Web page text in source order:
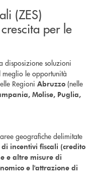
(ZES)
per le
disposizione soluzioni
le opportunità
Regioni Abruzzo (nelle
Molise, Puglia,
geografiche delimitate
di incentivi fiscali (credito
e altre misure di
e l'attrazione di